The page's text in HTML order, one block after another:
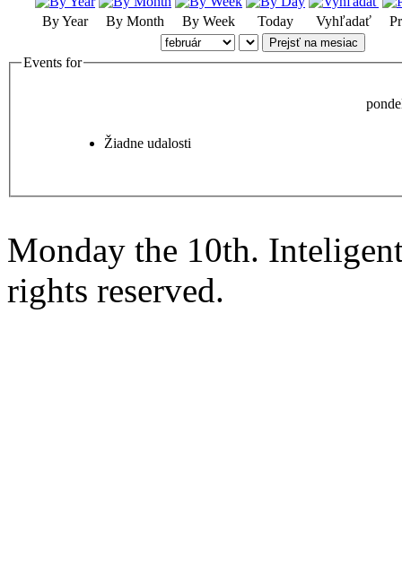
By Year By Month By Week Today Vyhľadať
Prejsť na mesiac
Events for
Žiadne udalosti
Monday the 10th.
rights reserved.